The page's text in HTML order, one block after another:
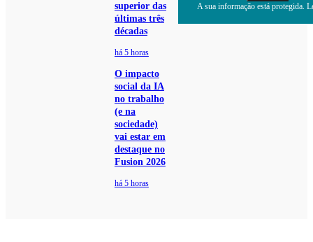
superior das
últimas três
décadas
há 5 horas
O impacto
social da IA
no trabalho
(e na
sociedade)
vai estar em
destaque no
Fusion 2026
há 5 horas
A sua informação está protegida.